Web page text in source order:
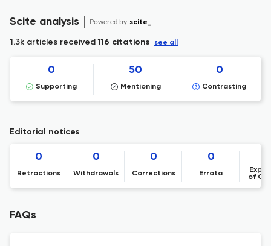
Scite analysis Powered by scite_
1.3k articles received116 citations see all
0
Supporting
50
Mentioning
0
Contrasting
Editorial notices
0
Retractions
0
Withdrawals
0
Corrections
0
Errata
of
FAQs